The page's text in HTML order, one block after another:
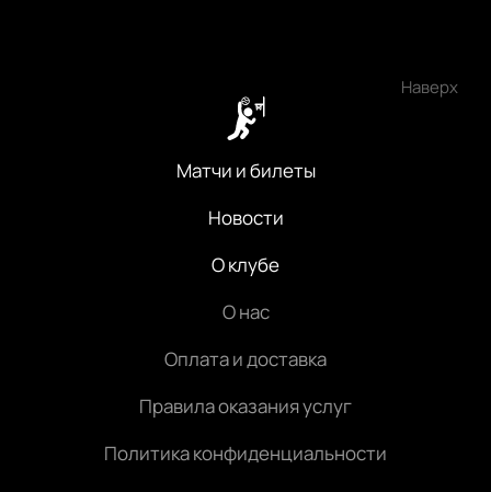
Наверх
Матчи и билеты
Новости
О клубе
О нас
Оплата и доставка
Правила оказания услуг
Политика конфиденциальности